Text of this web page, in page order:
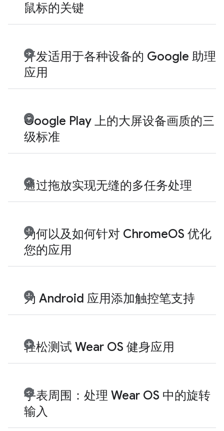
鼠标的关键
开发适用于各种设备的 Google 助理
应用
Google Play 上的大屏设备画质的三
级标准
通过拖放实现无缝的多任务处理
为何以及如何针对 ChromeOS 优化
您的应用
为 Android 应用添加触控笔支持
轻松测试 Wear OS 健身应用
手表周围：处理 Wear OS 中的旋转
输入